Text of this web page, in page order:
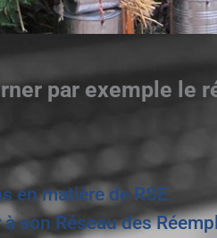
par exemple le
en matière de RSE.
son Réseau des